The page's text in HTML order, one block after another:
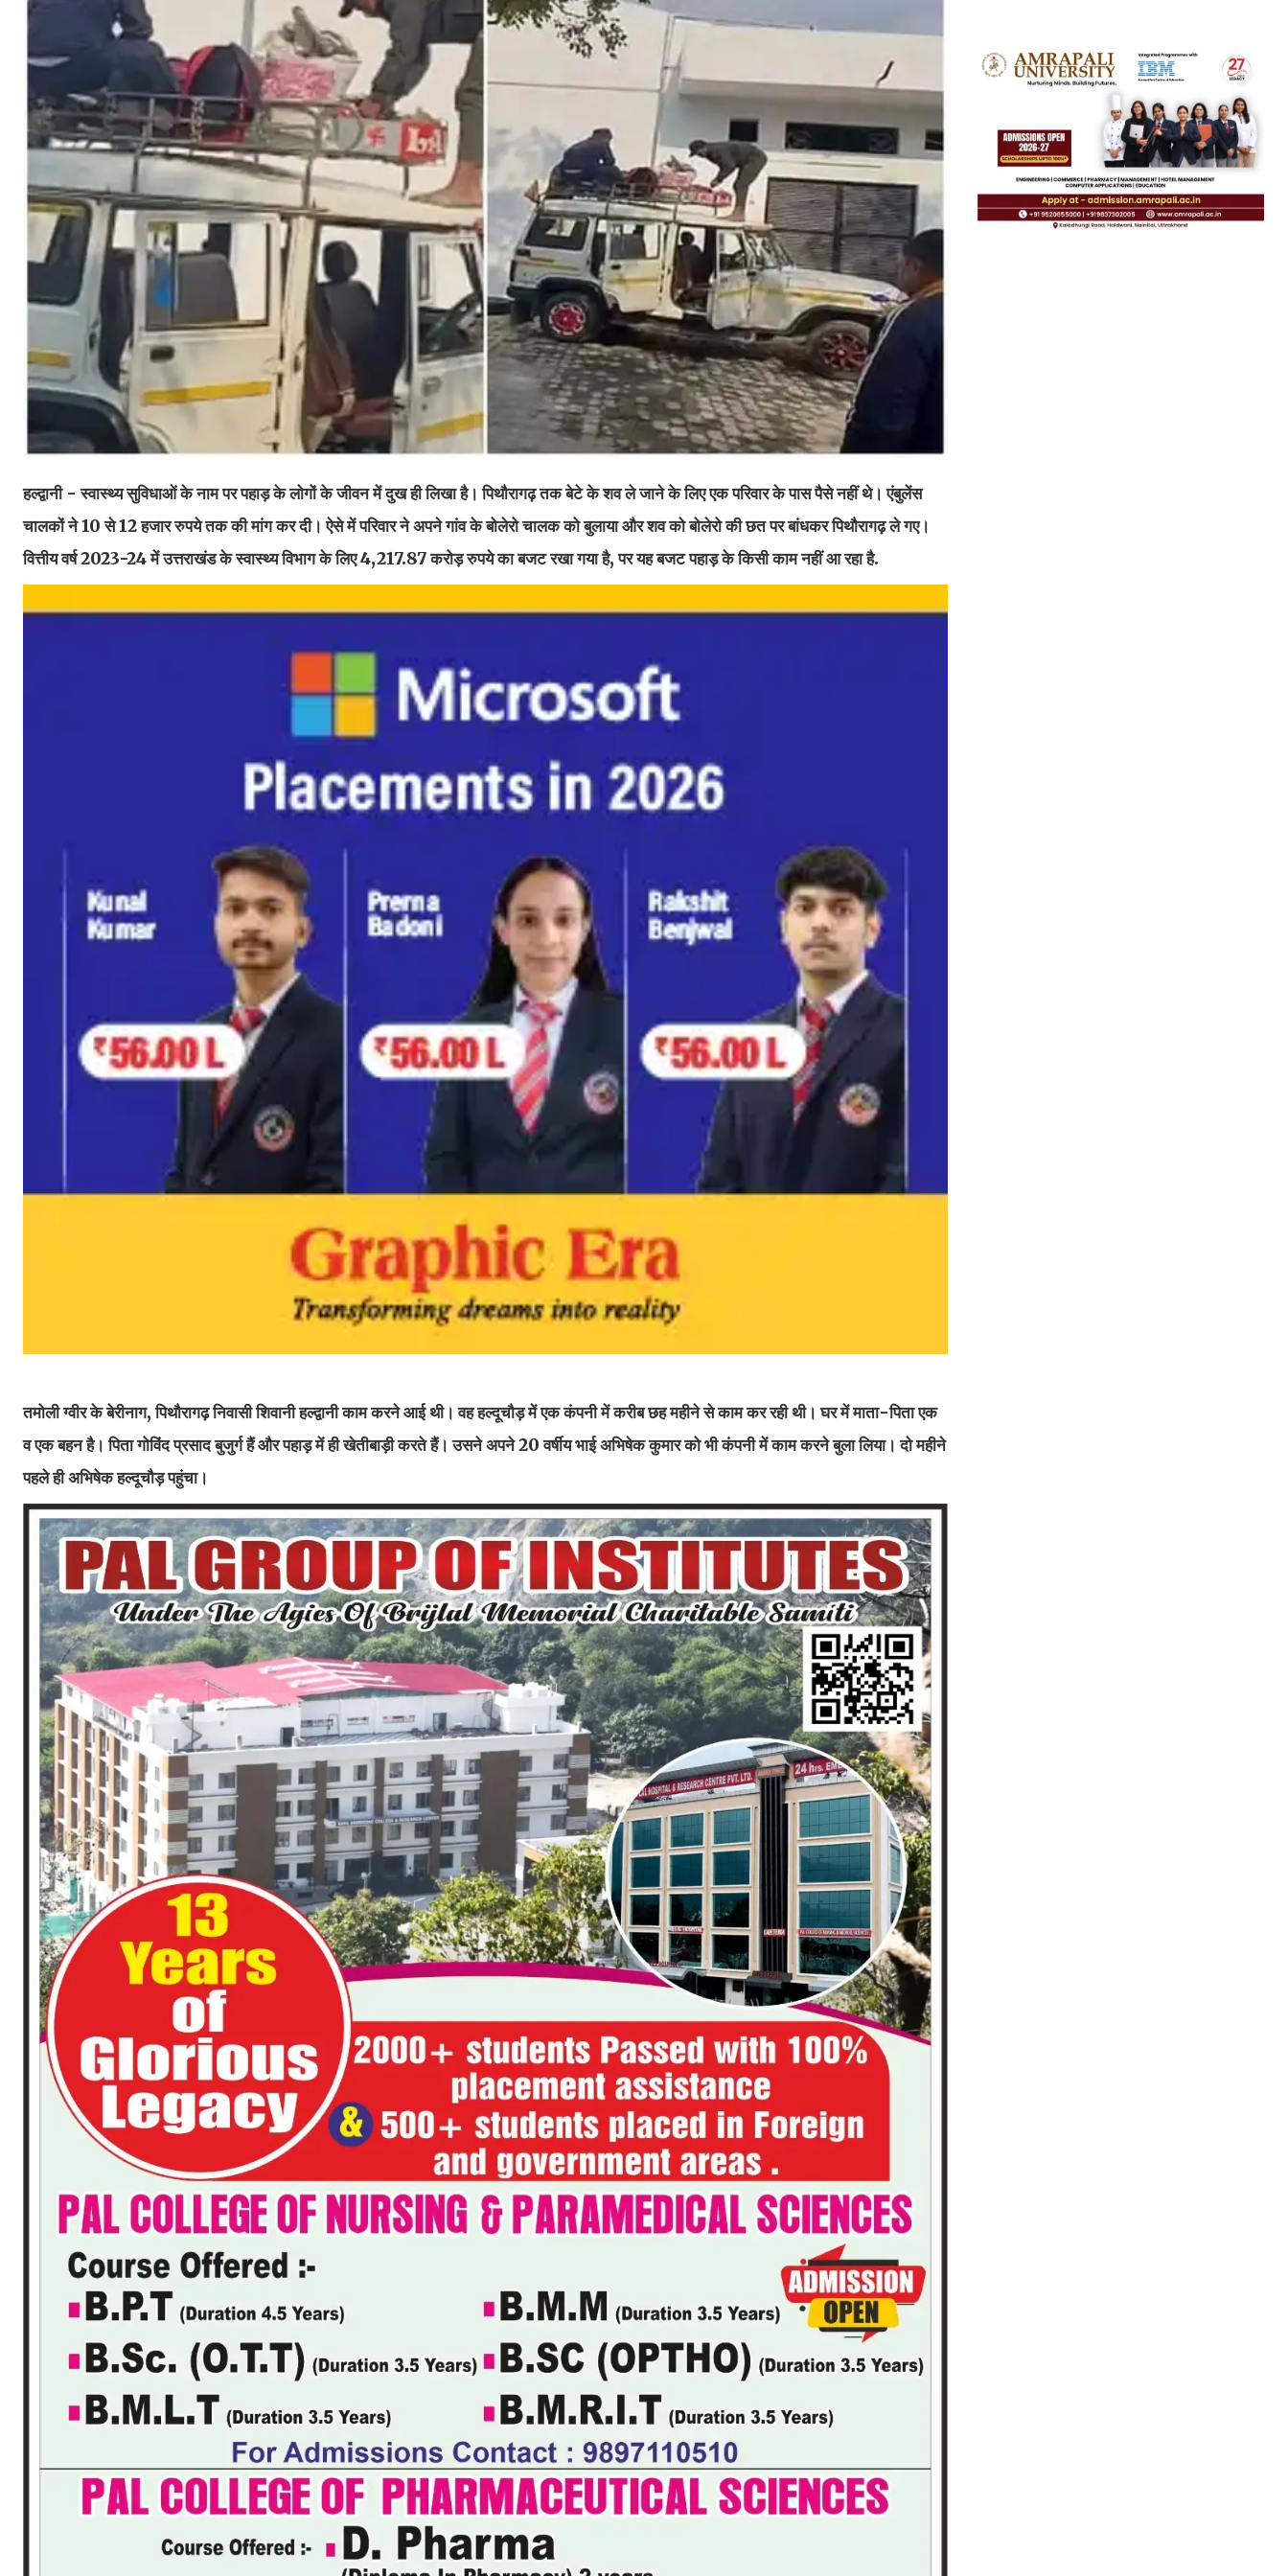
हल्द्वानी - स्वास्थ्य सुविधाओं के नाम पर पहाड़ के लोगों के जीवन में दुख ही लिखा है। पिथौरागढ़ तक बेटे के शव ले जाने के लिए एक परिवार के पास पैसे नहीं थे। एंबुलेंस
चालकों ने 10 से 12 हजार रुपये तक की मांग कर दी। ऐसे में परिवार ने अपने गांव के बोलेरो चालक को बुलाया और शव को बोलेरो की छत पर बांधकर पिथौरागढ़ ले गए।
वित्तीय वर्ष 2023-24 में उत्तराखंड के स्वास्थ्य विभाग के लिए 4,217.87 करोड़ रुपये का बजट रखा गया है, पर यह बजट पहाड़ के किसी काम नहीं आ रहा है.
तमोली ग्वीर के बेरीनाग, पिथौरागढ़ निवासी शिवानी हल्द्वानी काम करने आई थी। वह हल्दूचौड़ में एक कंपनी में करीब छह महीने से काम कर रही थी। घर में माता-पिता एक
व एक बहन है। पिता गोविंद प्रसाद बुजुर्ग हैं और पहाड़ में ही खेतीबाड़ी करते हैं। उसने अपने 20 वर्षीय भाई अभिषेक कुमार को भी कंपनी में काम करने बुला लिया। दो महीने
पहले ही अभिषेक हल्दूचौड़ पहुंचा।